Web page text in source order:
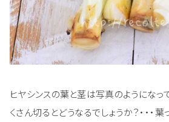
ヒヤシンスの葉と茎は写真のようになっ
くさん切るとどうなるでしょうか？・・・